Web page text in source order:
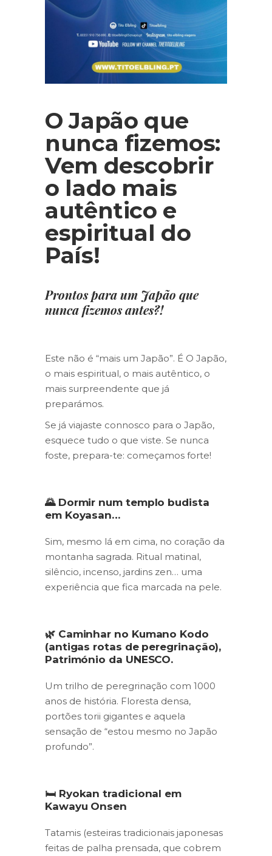
O Japão que
nunca fizemos:
Vem descobrir
o lado mais
autêntico e
espiritual do
País!
Prontos para um Japão que
nunca fizemos antes?!
Este não é “mais um Japão”. É O Japão,
o mais espiritual, o mais autêntico, o
mais surpreendente que já
preparámos.
Se já viajaste connosco para o Japão,
esquece tudo o que viste. Se nunca
foste, prepara-te: começamos forte!
🌄 Dormir num templo budista
em Koyasan…
Sim, mesmo lá em cima, no coração da
montanha sagrada. Ritual matinal,
silêncio, incenso, jardins zen… uma
experiência que fica marcada na pele.
🌿 Caminhar no Kumano Kodo
(antigas rotas de peregrinação),
Património da UNESCO.
Um trilho de peregrinação com 1000
anos de história. Floresta densa,
portões torii gigantes e aquela
sensação de “estou mesmo no Japão
profundo”.
🛏️ Ryokan tradicional em
Kawayu Onsen
Tatamis (esteiras tradicionais japonesas
feitas de palha prensada, que cobrem